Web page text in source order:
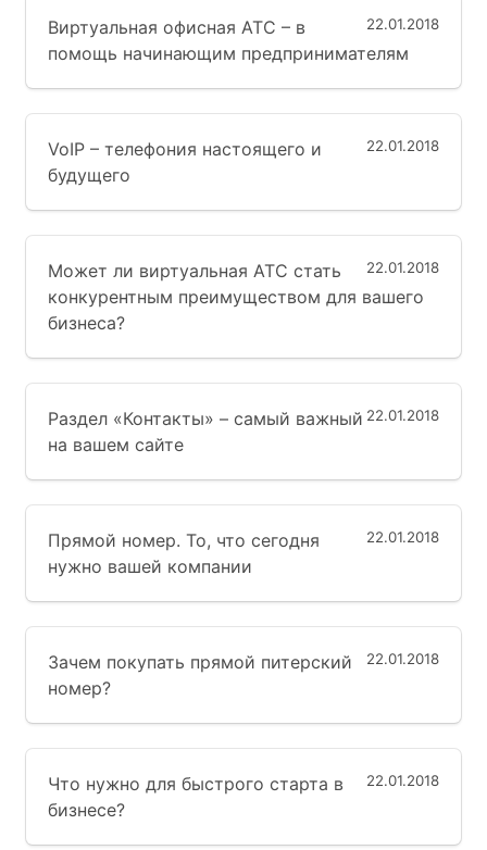
22.01.2018
Виртуальная офисная АТС – в
помощь начинающим предпринимателям
22.01.2018
VoIP – телефония настоящего и
будущего
22.01.2018
Может ли виртуальная АТС стать
конкурентным преимуществом для вашего
бизнеса?
22.01.2018
Раздел «Контакты» – самый важный
на вашем сайте
22.01.2018
Прямой номер. То, что сегодня
нужно вашей компании
22.01.2018
Зачем покупать прямой питерский
номер?
22.01.2018
Что нужно для быстрого старта в
бизнесе?